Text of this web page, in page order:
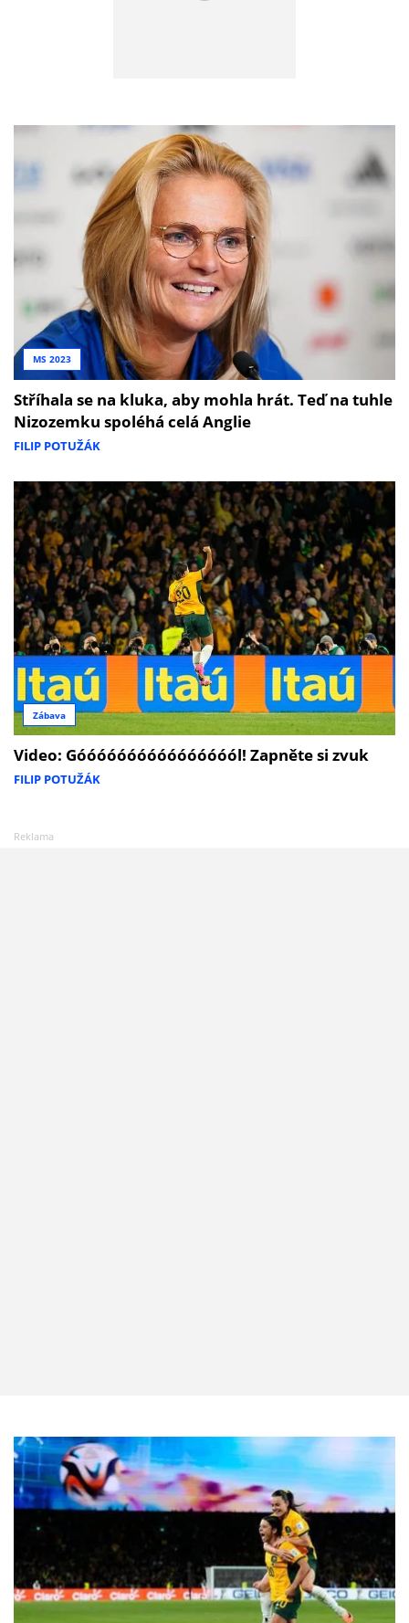
MS 2023
Stříhala se na kluka, aby mohla hrát. Teď na tuhle
Nizozemku spoléhá celá Anglie
FILIP POTUŽÁK
Zábava
Video: Góóóóóóóóóóóóóóóól! Zapněte si zvuk
FILIP POTUŽÁK